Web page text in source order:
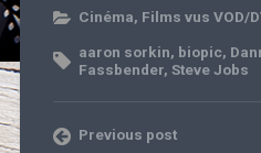
Cinéma, Films vus VOD/
aaron sorkin, biopic,
Fassbender, Steve Jobs
Previous post